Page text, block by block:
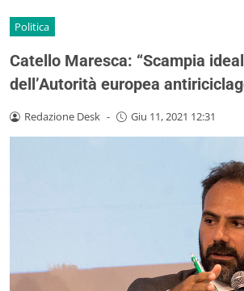
Politica
Catello Maresca: “Scampia
dell’Autorità europea
Redazione Desk - Giu 11, 2021 12:31